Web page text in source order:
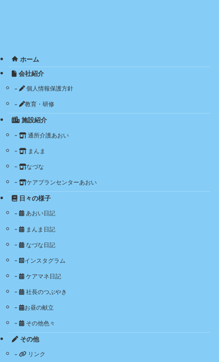
ホーム
会社紹介
個人情報保護方針
教育・研修
施設紹介
通所介護あおい
まんま
なづな
ケアプランセンターあおい
日々の様子
あおい日記
まんま日記
なづな日記
インスタグラム
ケアマネ日記
社長のつぶやき
お昼の献立
その他色々
その他
リンク